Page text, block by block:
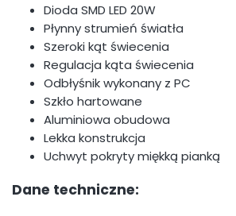
Dioda SMD LED 20W
Płynny strumień światła
Szeroki kąt świecenia
Regulacja kąta świecenia
Odbłyśnik wykonany z PC
Szkło hartowane
Aluminiowa obudowa
Lekka konstrukcja
Uchwyt pokryty miękką pianką
Dane techniczne: